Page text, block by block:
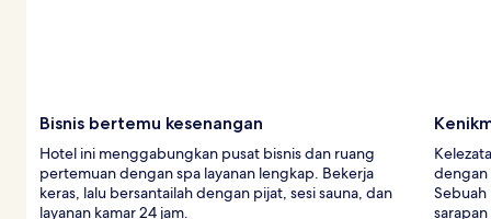
Bisnis bertemu kesenangan
Hotel ini menggabungkan pusat bisnis dan ruang
pertemuan dengan spa layanan lengkap. Bekerja
keras, lalu bersantailah dengan pijat, sesi sauna, dan
layanan kamar 24 jam.
dengan